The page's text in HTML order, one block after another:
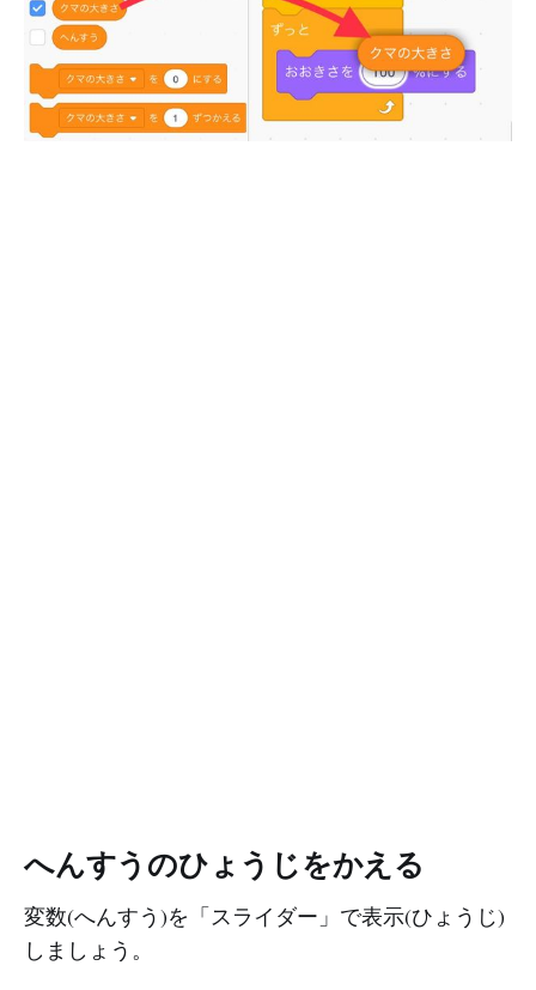
へんすうのひょうじをかえる
変数(へんすう)を「スライダー」で表示(ひょうじ)
しましょう。